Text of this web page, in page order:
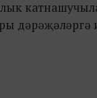
дәрәҗәләргә